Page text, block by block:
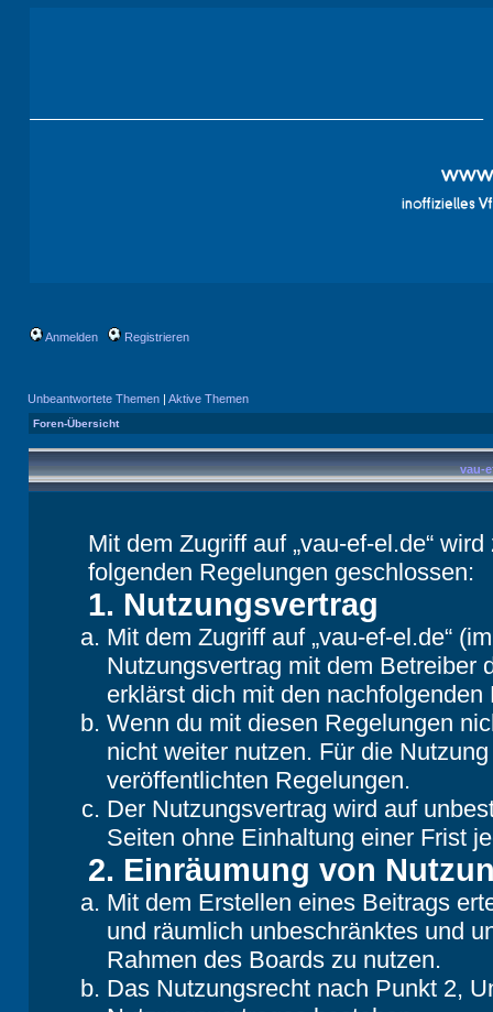
Anmelden Registrieren
Unbeantwortete Themen | Aktive Themen
Foren-Übersicht
vau-
Mit dem Zugriff auf „vau-ef-el.de“
folgenden Regelungen geschlossen:
1. Nutzungsvertrag
Mit dem Zugriff auf „vau-ef-el.de“
Nutzungsvertrag mit dem Betreiber
erklärst dich mit den
Wenn du mit diesen Regelungen
nicht weiter nutzen. Für die
veröffentlichten Regelungen.
Der Nutzungsvertrag wird auf
Seiten ohne Einhaltung einer Frist
2. Einräumung von
Mit dem Erstellen eines Beitrags
und räumlich unbeschränktes und
Rahmen des Boards zu nutzen.
Das Nutzungsrecht nach Punkt 2,